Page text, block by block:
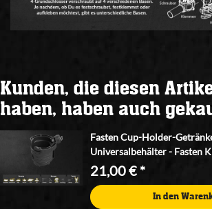
Kunden, die diesen
haben, haben auch
Fasten Cup-Holder-
Universalbehälter - Fasten
21,00 € *
In den